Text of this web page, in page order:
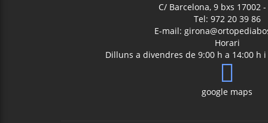
C/ Barcelona, 9 bxs 17002
Tel: 972 20 39 86
E-mail:
Horari
Dilluns a divendres de 9:00 h a 14:00 h
google maps